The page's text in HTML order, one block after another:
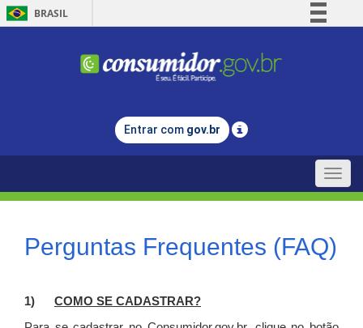
BRASIL
Comunica BR
Legislação
Entrar com gov.br
Toggle
Perguntas Frequentes (FAQ)
1) COMO SE CADASTRAR?